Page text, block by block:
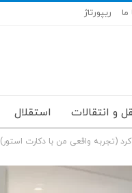
ریپورتاژ
و انتقالات استقلال
(تجربه واقعی من با دکارت استور)